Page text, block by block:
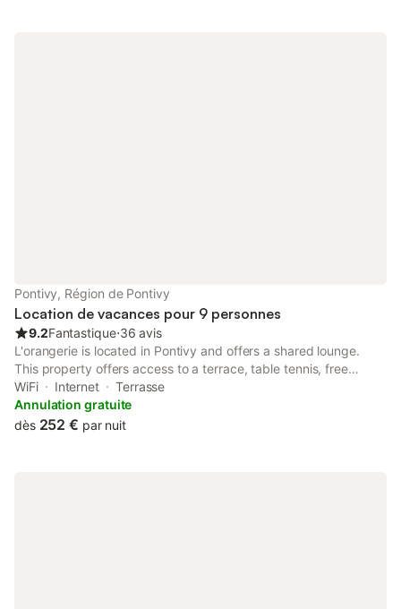
Pontivy, Région de Pontivy
Location de vacances pour 9 personnes
9.2Fantastique⋅36 avis
L'orangerie is located in Pontivy and offers a shared lounge.
This property offers access to a terrace, table tennis, free
private parking and free WiFi. The property is non-smoking and
is situated 11 km from Rimaison Golf Course.
WiFi Internet
Terrasse
Annulation gratuite
dès 252 € par nuit